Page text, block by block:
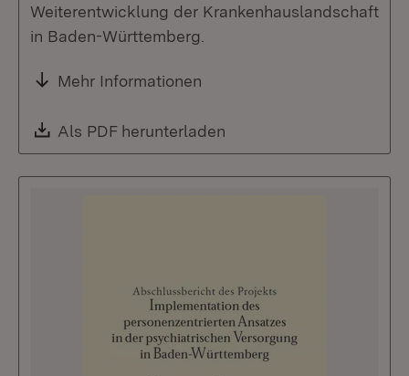
Weiterentwicklung der Krankenhauslandschaft
in Baden-Württemberg.
Mehr Informationen
Download:
Als PDF herunterladen